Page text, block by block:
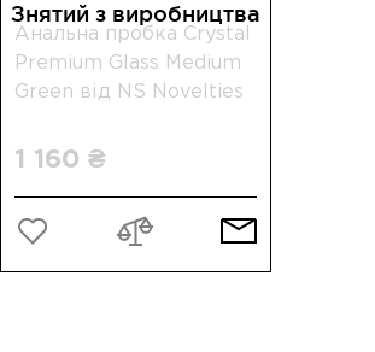
Анальна пробка Crystal
Premium Glass Medium
Green від NS Novelties
1 160 ₴
Знятий з виробництва